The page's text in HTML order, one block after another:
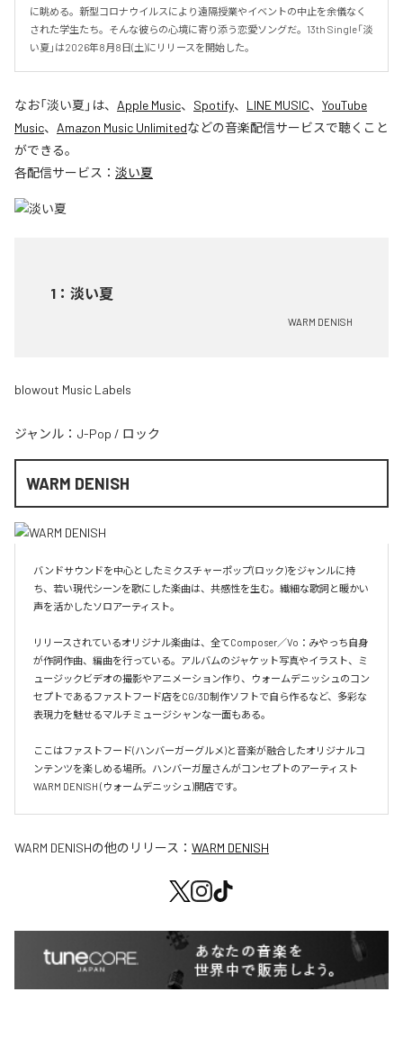
に眺める。新型コロナウイルスにより遠隔授業やイベントの中止を余儀なく
された学生たち。そんな彼らの心境に寄り添う恋愛ソングだ。13th Single「淡
い夏」は2026年8月8日(土)にリリースを開始した。
なお「淡い夏 」は、 Apple Music、 Spotify、 LINE MUSIC、 YouTube
Music、 Amazon Music Unlimitedなどの音楽配信サービスで聴くこと
ができる。
各配信サービス： 淡い夏
1 ： 淡い夏
WARM DENISH
blowout Music Labels
ジャンル： J-Pop / ロック
WARM DENISH
バンドサウンドを中心としたミクスチャーポップ(ロック)をジャンルに持
ち、若い現代シーンを歌にした楽曲は、共感性を生む。繊細な歌詞と暖かい
声を活かしたソロアーティスト。
リリースされているオリジナル楽曲は、全てComposer／Vo：みやっち自身
が作詞作曲、編曲を行っている。アルバムのジャケット写真やイラスト、ミ
ュージックビデオの撮影やアニメーション作り、ウォームデニッシュのコン
セプトであるファストフード店をCG/3D制作ソフトで自ら作るなど、多彩な
表現力を魅せるマルチミュージシャンな一面もある。
ここはファストフード(ハンバーガーグルメ)と音楽が融合したオリジナルコ
ンテンツを楽しめる場所。ハンバーガ屋さんがコンセプトのアーティスト
WARM DENISH (ウォームデニッシュ)開店です。
WARM DENISHの他のリリース： WARM DENISH